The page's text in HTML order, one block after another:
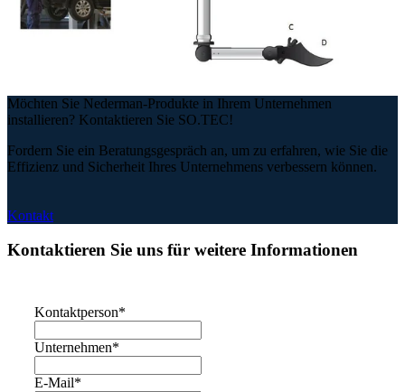
Möchten Sie Nederman-Produkte in Ihrem Unternehmen
installieren? Kontaktieren Sie SO.TEC!
Fordern Sie ein Beratungsgespräch an, um zu erfahren, wie Sie die
Effizienz und Sicherheit Ihres Unternehmens verbessern können.
Kontakt
Kontaktieren Sie uns für weitere Informationen
Kontaktperson*
Unternehmen*
E-Mail*